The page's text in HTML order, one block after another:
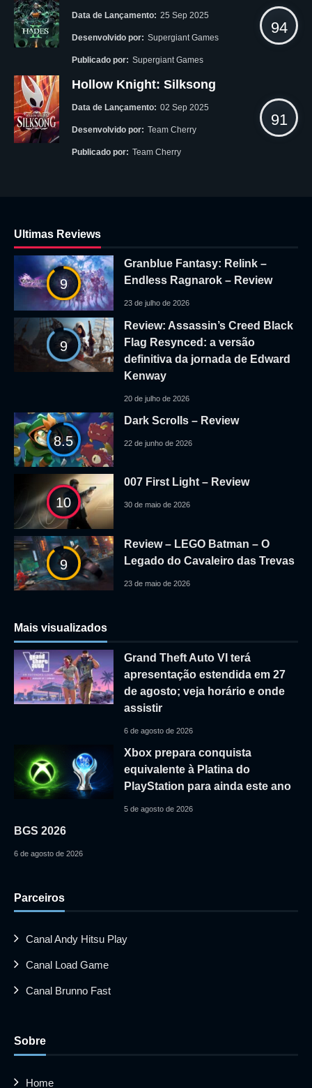
Data de Lançamento: 25 Sep 2025
Desenvolvido por: Supergiant Games
Publicado por: Supergiant Games
94
Hollow Knight: Silksong
Data de Lançamento: 02 Sep 2025
Desenvolvido por: Team Cherry
Publicado por: Team Cherry
91
Ultimas Reviews
9
Granblue Fantasy: Relink –
Endless Ragnarok – Review
23 de julho de 2026
9
Review: Assassin’s Creed Black
Flag Resynced: a versão
definitiva da jornada de Edward
Kenway
20 de julho de 2026
8.5
Dark Scrolls – Review
22 de junho de 2026
10
007 First Light – Review
30 de maio de 2026
9
Review – LEGO Batman – O
Legado do Cavaleiro das Trevas
23 de maio de 2026
Mais visualizados
Grand Theft Auto VI terá
apresentação estendida em 27
de agosto; veja horário e onde
assistir
6 de agosto de 2026
Xbox prepara conquista
equivalente à Platina do
PlayStation para ainda este ano
5 de agosto de 2026
BGS 2026
6 de agosto de 2026
Parceiros
Canal Andy Hitsu Play
Canal Load Game
Canal Brunno Fast
Sobre
Home